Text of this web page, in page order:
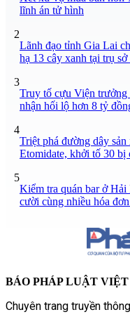
lĩnh án tử hình
2
Lãnh đạo tỉnh Gia Lai
hạ 13 cây xanh tại trụ
3
Truy tố cựu Viện trưởng
nhận hối lộ hơn 8 tỷ
4
Triệt phá đường dây
Etomidate, khởi tố 30 bị
5
Kiểm tra quán bar ở
cười cùng nhiều hóa
BÁO PHÁP LUẬT
Chuyên trang truyền